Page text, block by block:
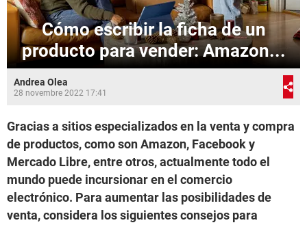
Cómo escribir la ficha de un
producto para vender: Amazon...
Andrea Olea
28 novembre 2022 17:41
Gracias a sitios especializados en la venta y compra
de productos, como son Amazon, Facebook y
Mercado Libre, entre otros, actualmente todo el
mundo puede incursionar en el comercio
electrónico. Para aumentar las posibilidades de
venta, considera los siguientes consejos para